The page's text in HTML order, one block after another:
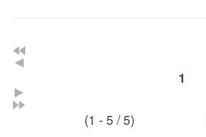
1
(1 - 5 / 5)